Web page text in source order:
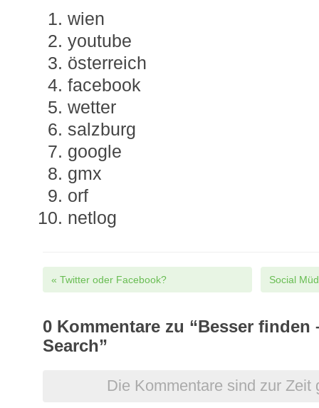
wien
youtube
österreich
facebook
wetter
salzburg
google
gmx
orf
netlog
Post navigation
« Twitter oder Facebook? Social
0 Kommentare zu “Besser finden
Search”
Die Kommentare sind zur Zeit